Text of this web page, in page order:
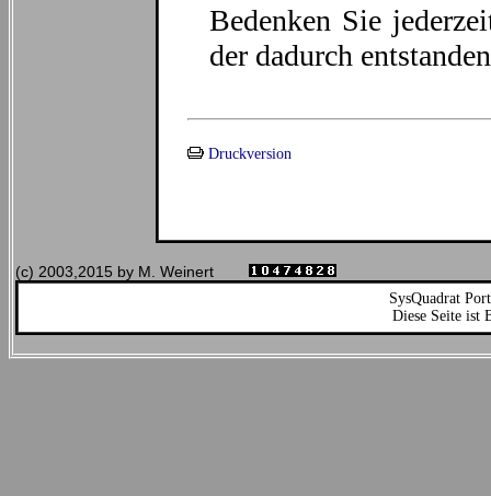
Bedenken Sie
der dadurch
Druckversion
(c) 2003,2015 by M. Weinert
SysQuadrat
Diese Seite ist